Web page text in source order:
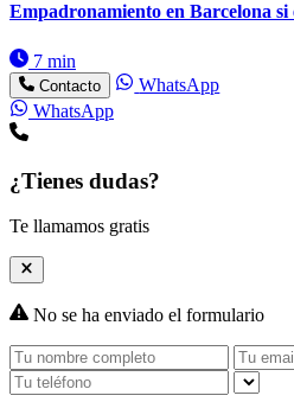
Empadronamiento en Barcelona si
7 min
Contacto
WhatsApp
WhatsApp
¿Tienes dudas?
Te llamamos gratis
No se ha enviado el formulario